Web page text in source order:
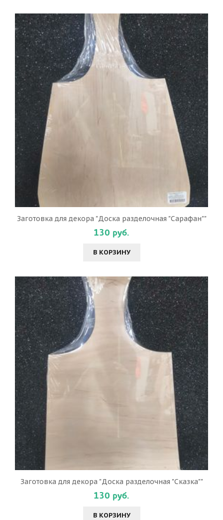
Заготовка для декора "Доска разделочная "Сарафан""
130 руб.
В КОРЗИНУ
Заготовка для декора "Доска разделочная "Сказка""
130 руб.
В КОРЗИНУ